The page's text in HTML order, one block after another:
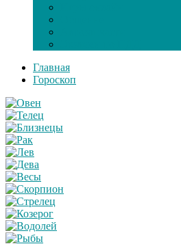
Главная
Гороскоп